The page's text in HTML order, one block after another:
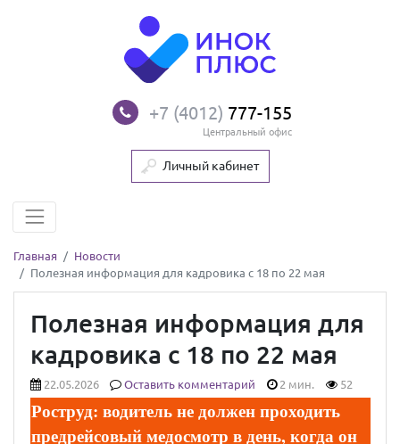
+7 (4012) 777-155
Центральный офис
Личный кабинет
Главная
Новости
Полезная информация для кадровика с 18 по 22 мая
Полезная информация для
кадровика с 18 по 22 мая
22.05.2026 Оставить комментарий 2 мин. 52
Роструд: водитель не должен проходить
предрейсовый медосмотр в день, когда он